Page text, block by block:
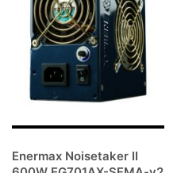
Enermax Noisetaker II